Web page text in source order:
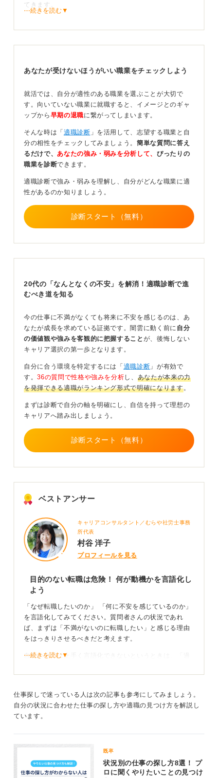
てきます。
感のある仕事がしたい」といった具体的な欲求が明確に
そうすると「どんな業界で、どうキャリアアップしてい
のです。
自分に合うサイトを見極めて気になる求人に応募し
だからこそ、まずは現状把握から始めてみてください。
その後、実際に転職先を選んでいくときには、いくつか
の転職サイトに登録してみることをおすすめします。
それぞれのサイトに強みや特徴があるため、情報収集を
しながら自分に合ったサイトを見つけていくのが効率的
です。複数のサービスを利用してみて、自分と相性の良
いものを選んでみてください。
見つけたら、積極的に応募してみてくださいね。
0
⋯続きを読む▼
あなたが受けないほうがいい職業をチェックしよう
就活では、自分が適性のある職業を選ぶことが大切で
す。向いていない職業に就職すると、イメージとのギャ
ップから 早期の退職に繋がってしまいます。
そんな時は「 適職診断 」を活用して、志望する職業と自
分の相性をチェックしてみましょう。簡単な質問に答え
るだけで、 あなたの強み・弱みを分析して、 ぴったりの
職業を診断できます。
適職診断で強み・弱みを理解し、自分がどんな職業に適
性があるのか知りましょう。
診断スタート（無料）
20代の「なんとなくの不安」を解消！適職診断で進
むべき道を知る
今の仕事に不満がなくても将来に不安を感じるのは、あ
なたが成長を求めている証拠です。闇雲に動く前に 自分
の価値観や強みを客観的に把握すること が、後悔しない
キャリア選択の第一歩となります。
自分に合う環境を特定するには「 適職診断 」が有効で
す。36の質問で性格や強みを分析し、 あなたが本来の力
を発揮できる適職がランキング形式で明確になります。
まずは診断で自分の軸を明確にし、自信を持って理想の
キャリアへ踏み出しましょう。
診断スタート（無料）
ベストアンサー
キャリアコンサルタント／むらや社労士事務
所代表
村谷 洋子
プロフィールを見る
目的のない転職は危険！ 何が動機かを言語化し
よう
「なぜ転職したいのか」 「何に不安を感じているのか」
を言語化してみてください。質問者さんの状況であれ
ば、まずは「不満がないのに転職したい」と感じる理由
をはっきりさせるべきだと考えます。
自分の力では上手く言語化できないというときは、「過
るというフレームワークに取り組んでみてください。こ
す。
やりたいことを社内で見つけられないかと考えてみるの
現職に不安があれば社内相談を！新たなキャリアが
見えることも
⋯続きを読む▼
仕事探しで迷っている人は次の記事も参考にしてみましょう。
自分の状況に合わせた仕事の探し方や適職の見つけ方を解説し
ています。
既卒
状況別の仕事の探し方8選！ プ
ロに聞くやりたいことの見つけ